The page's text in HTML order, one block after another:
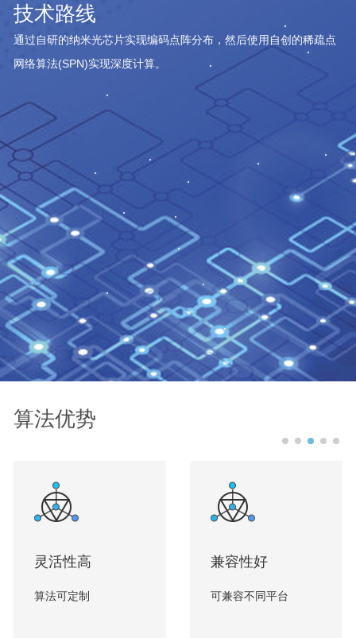
技术路线
通过自研的纳米光芯片实现编码点阵分布，然后使用自创的稀疏点
网络算法(SPN)实现深度计算。
算法优势
灵活性高
算法可定制
兼容性好
可兼容不同平台